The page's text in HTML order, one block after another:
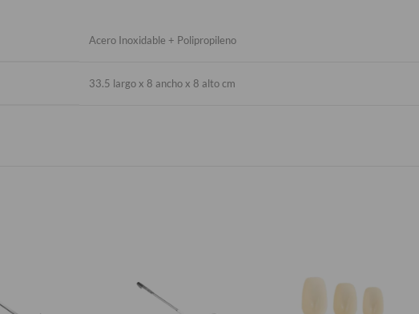
Acero Inoxidable + Polipropileno
33.5 largo x 8 ancho x 8 alto cm